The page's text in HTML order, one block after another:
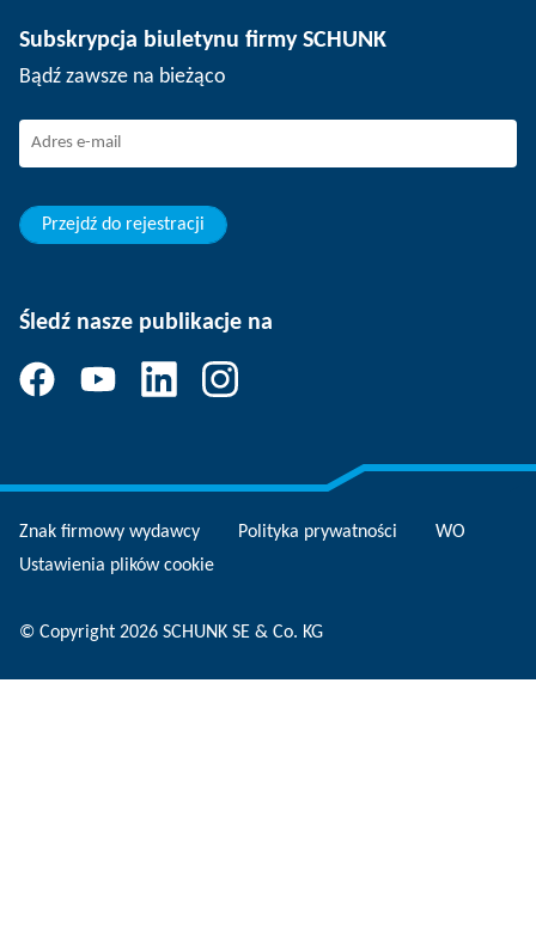
Wydarzenia
SCHUNK – System informowania o nieprawidłowościach
Praca w firmie SCHUNK
Młodzi profesjonaliści
Praktykant
Subskrypcja biuletynu firmy SCHUNK
Bądź zawsze na bieżąco
Przejdź do rejestracji
Śledź nasze publikacje na
Znak firmowy wydawcy Polityka prywatności
WO
Ustawienia plików cookie
© Copyright 2026 SCHUNK SE & Co. KG